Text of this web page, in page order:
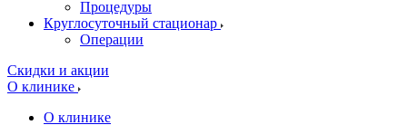
Процедуры
Круглосуточный стационар
Операции
Скидки и акции
О клинике
О клинике